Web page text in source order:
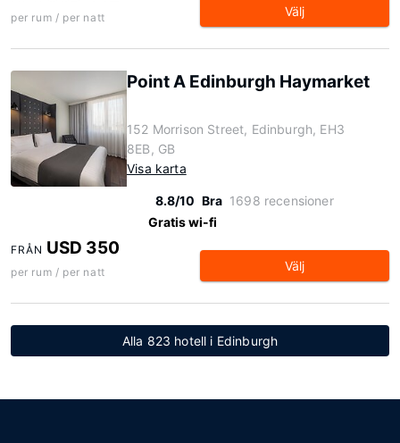
per rum / per natt Välj
Point A Edinburgh Haymarket
152 Morrison Street, Edinburgh, EH3
8EB, GB
Visa karta
8.8/10 Bra 1698 recensioner
Gratis wi-fi
FRÅN USD 350
per rum / per natt Välj
Alla 823 hotell i Edinburgh